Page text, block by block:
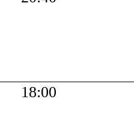
18:00